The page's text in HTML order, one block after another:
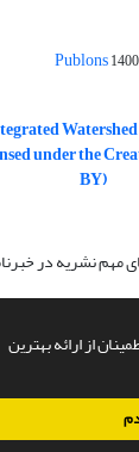
از ارائه بهترین
under the
BY)
مهم نشریه در
طراحی و پیاده سازی